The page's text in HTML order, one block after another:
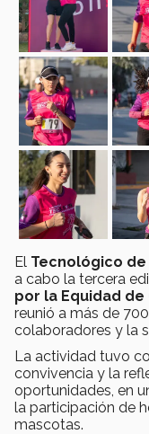
El Tecnológico
a cabo la tercera
por la Equidad de
reunió a más de
colaboradores y la
La actividad tuvo
convivencia y la
oportunidades, en
la participación de
mascotas.